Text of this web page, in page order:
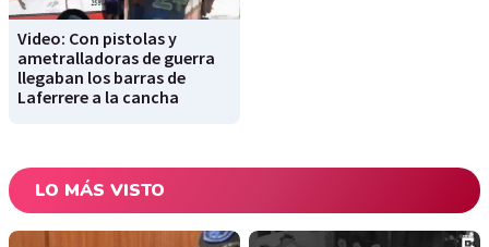
Video: Con pistolas y
ametralladoras de guerra
llegaban los barras de
Laferrere a la cancha
LO MÁS VISTO